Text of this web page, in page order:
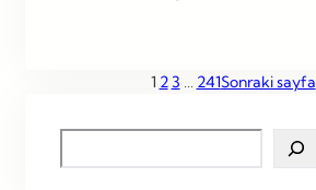
1 23 … 241Sonraki sayfa
e